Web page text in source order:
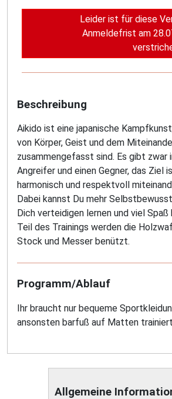
Leider ist für diese
Anmeldefrist am
Beschreibung
Aikido ist eine japanische
von Körper, Geist und dem
zusammengefasst sind. Es gibt zwar
Angreifer und einen Gegner, das Ziel
harmonisch und respektvoll
Dabei kannst Du mehr
Dich verteidigen lernen und viel Spaß
Teil des Trainings werden die
Stock und Messer benützt.
Programm/Ablauf
Ihr braucht nur bequeme
ansonsten barfuß auf Matten
Allgemeine